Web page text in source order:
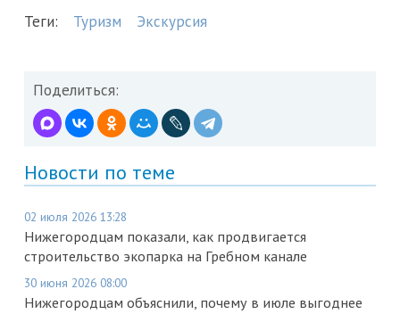
Теги: Туризм Экскурсия
Поделиться:
Новости по теме
02 июля 2026 13:28
Нижегородцам показали, как продвигается
строительство экопарка на Гребном канале
30 июня 2026 08:00
Нижегородцам объяснили, почему в июле выгоднее